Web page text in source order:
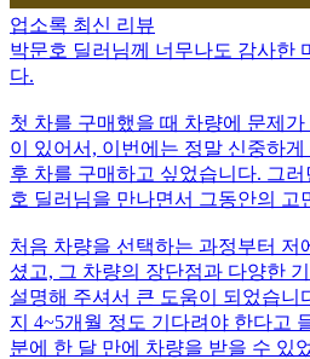
업소록 최신 리뷰
박문호 딜러님께 너무나도 감사한
다.
첫 차를 구매했을 때 차량에 문제
이 있어서, 이번에는 정말 신중하
후 차를 구매하고 싶었습니다. 그
호 딜러님을 만나면서 그동안의 고
처음 차량을 선택하는 과정부터 저
셨고, 그 차량의 장단점과 다양한
설명해 주셔서 큰 도움이 되었습니
지 4~5개월 정도 기다려야 한다고
분에 한 달 만에 차량을 받을 수 있